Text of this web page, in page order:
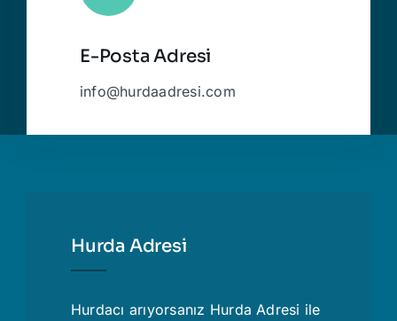
E-Posta Adresi
info@hurdaadresi.com
Hurda Adresi
Hurdacı arıyorsanız Hurda Adresi ile